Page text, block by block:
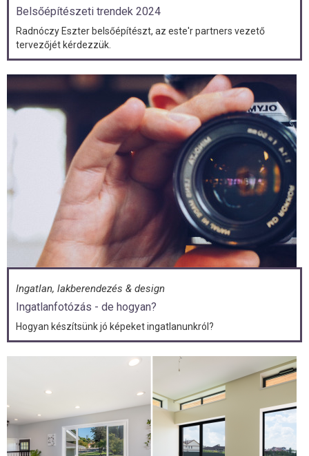
Belsőépítészeti trendek 2024
Radnóczy Eszter belsőépítészt, az este'r partners vezető
tervezőjét kérdezzük.
Ingatlan, lakberendezés & design
Ingatlanfotózás - de hogyan?
Hogyan készítsünk jó képeket ingatlanunkról?